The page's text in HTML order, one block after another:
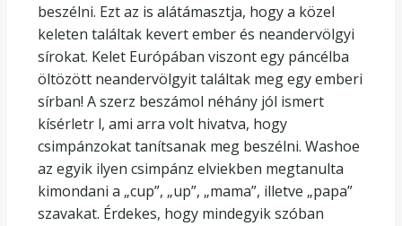
beszélni. Ezt az is alátámasztja, hogy a közel
keleten találtak kevert ember és neandervölgyi
sírokat. Kelet Európában viszont egy páncélba
öltözött neandervölgyit találtak meg egy emberi
sírban! A szerz beszámol néhány jól ismert
kísérletr l, ami arra volt hivatva, hogy
csimpánzokat tanítsanak meg beszélni. Washoe
az egyik ilyen csimpánz elviekben megtanulta
kimondani a „cup”, „up”, „mama”, illetve „papa”
szavakat. Érdekes, hogy mindegyik szóban